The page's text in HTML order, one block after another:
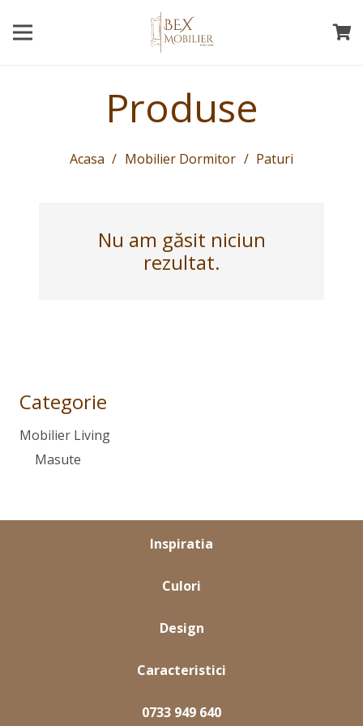
Produse
Acasa / Mobilier Dormitor / Paturi
Nu am găsit niciun
rezultat.
Categorie
Mobilier Living
Masute
Inspiratia
Culori
Design
Caracteristici
0733 949 640